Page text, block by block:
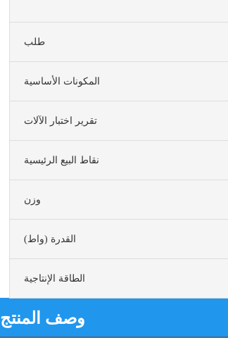
طلب
المكونات الأساسية
تقرير اختبار الآلات
نقاط البيع الرئيسية
وزن
القدرة (واط)
الطاقة الإنتاجية
وصف المنتج